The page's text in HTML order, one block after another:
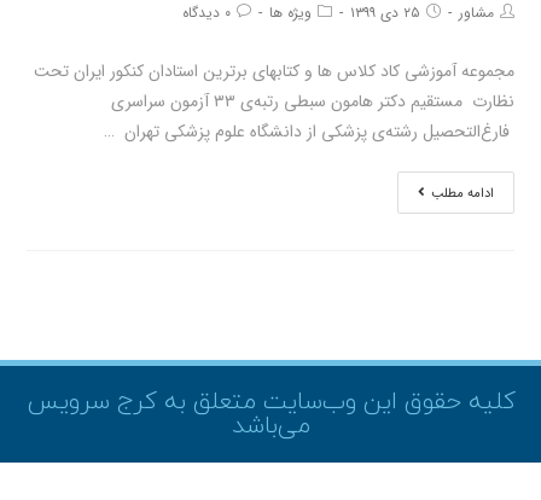
مشاور ۲۵ دی ۱۳۹۹ ویژه ها ۰ دیدگاه
مجموعه آموزشی کاد کلاس ها و کتابهای برترین استادان کنکور ایران تحت
نظارت مستقیم دکتر هامون سبطی رتبه‌ی ۳۳ آزمون سراسری
فارغ‌التحصیل رشته‌ی پزشکی از دانشگاه علوم پزشکی تهران …
ادامه مطلب
کلیه حقوق این وب‌سایت متعلق به کرج سرویس
می‌باشد